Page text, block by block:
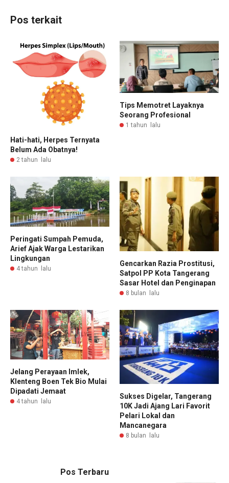
Pos terkait
Hati-hati, Herpes Ternyata
Belum Ada Obatnya!
2 tahun lalu
Tips Memotret Layaknya
Seorang Profesional
1 tahun lalu
Peringati Sumpah Pemuda,
Arief Ajak Warga Lestarikan
Lingkungan
4 tahun lalu
Gencarkan Razia Prostitusi,
Satpol PP Kota Tangerang
Sasar Hotel dan Penginapan
8 bulan lalu
Jelang Perayaan Imlek,
Klenteng Boen Tek Bio Mulai
Dipadati Jemaat
4 tahun lalu
Sukses Digelar, Tangerang
10K Jadi Ajang Lari Favorit
Pelari Lokal dan
Mancanegara
8 bulan lalu
Pos Terbaru